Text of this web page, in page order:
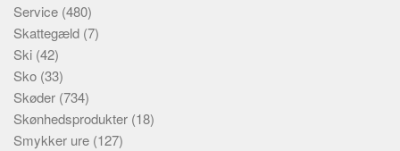
Service (480)
Skattegæld (7)
Ski (42)
Sko (33)
Skøder (734)
Skønhedsprodukter (18)
Smykker ure (127)